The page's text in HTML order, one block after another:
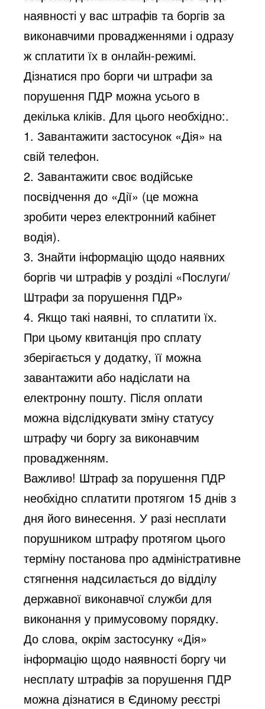
наявності у вас штрафів та боргів за
виконавчими провадженнями і одразу
ж сплатити їх в онлайн-режимі.
Дізнатися про борги чи штрафи за
порушення ПДР можна усього в
декілька кліків. Для цього необхідно:.
1. Завантажити застосунок «Дія» на
свій телефон.
2. Завантажити своє водійське
посвідчення до «Дії» (це можна
зробити через електронний кабінет
водія).
3. Знайти інформацію щодо наявних
боргів чи штрафів у розділі «Послуги/
Штрафи за порушення ПДР»
4. Якщо такі наявні, то сплатити їх.
При цьому квитанція про сплату
зберігається у додатку, її можна
завантажити або надіслати на
електронну пошту. Після оплати
можна відслідкувати зміну статусу
штрафу чи боргу за виконавчим
провадженням.
Важливо! Штраф за порушення ПДР
необхідно сплатити протягом 15 днів з
дня його винесення. У разі несплати
порушником штрафу протягом цього
терміну постанова про адміністративне
стягнення надсилається до відділу
державної виконавчої служби для
виконання у примусовому порядку.
До слова, окрім застосунку «Дія»
інформацію щодо наявності боргу чи
несплату штрафів за порушення ПДР
можна дізнатися в Єдиному реєстрі